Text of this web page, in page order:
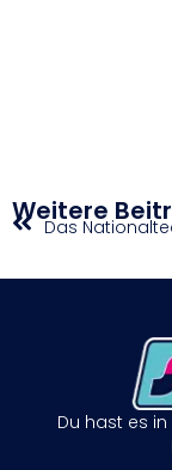
Weitere
Du hast es